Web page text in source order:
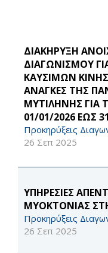
ΔΙΑΚΗΡΥΞΗ
ΔΙΑΓΩΝΙΣΜΟΥ
ΚΑΥΣΙΜΩΝ
ΑΝΑΓΚΕΣ ΤΗΣ
ΜΥΤΙΛΗΝΗΣ ΓΙΑ
01/01/2026 ΕΩΣ
Προκηρύξεις
26 Σεπ 2025
ΥΠΗΡΕΣΙΕΣ
ΜΥΟΚΤΟΝΙΑΣ
Προκηρύξεις
26 Σεπ 2025